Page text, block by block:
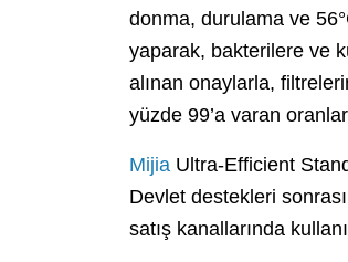
donma, durulama ve
yaparak, bakterilere ve
alınan onaylarla,
yüzde 99’a varan
Mijia Ultra-Efficient
Devlet destekleri
satış kanallarında